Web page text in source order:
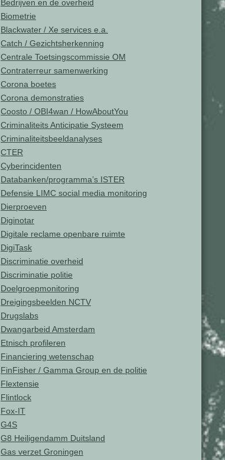
Bedrijven en de overheid
Biometrie
Blackwater / Xe services e.a.
Catch / Gezichtsherkenning
Centrale Toetsingscommissie OM
Contraterreur samenwerking
Corona boetes
Corona demonstraties
Coosto / OBI4wan / HowAboutYou
Criminaliteits Anticipatie Systeem
Criminaliteitsbeeldanalyses
CTER
Cyberincidenten
Databanken/programma’s ISTER
Defensie LIMC social media monitoring
Dierproeven
Diginotar
Digitale reclame openbare ruimte
DigiTask
Discriminatie overheid
Discriminatie politie
Doelgroepmonitoring
Dreigingsbeelden NCTV
Drugslabs
Dwangarbeid Amsterdam
Etnisch profileren
Financiering wetenschap
FinFisher / Gamma Group en de politie
Flextensie
Flintlock
Fox-IT
G4S
G8 Heiligendamm Duitsland
Gas verzet Groningen